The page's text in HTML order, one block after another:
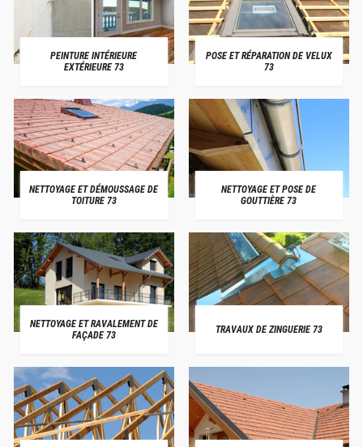
PEINTURE INTÉRIEURE
EXTÉRIEURE 73
POSE ET RÉPARATION DE VELUX
73
NETTOYAGE ET DÉMOUSSAGE DE
TOITURE 73
NETTOYAGE ET POSE DE
GOUTTIÈRE 73
NETTOYAGE ET RAVALEMENT DE
FAÇADE 73
TRAVAUX DE ZINGUERIE 73